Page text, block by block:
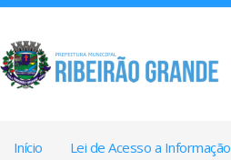
Início Lei de Acesso a Informação